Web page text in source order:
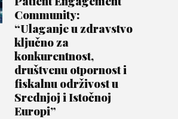
Community:
“Ulaganje u zdravstvo
ključno za
konkurentnost,
društvenu otpornost i
fiskalnu održivost u
Srednjoj i Istočnoj
Europi”